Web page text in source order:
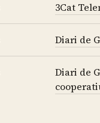
3Cat
Diari de
Diari de